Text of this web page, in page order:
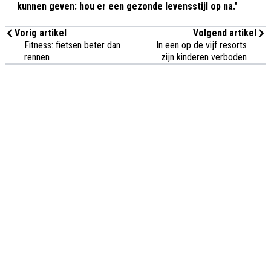
kunnen geven: hou er een gezonde levensstijl op na."
Vorig artikel
Fitness: fietsen beter dan
rennen
Volgend artikel
In een op de vijf resorts
zijn kinderen verboden